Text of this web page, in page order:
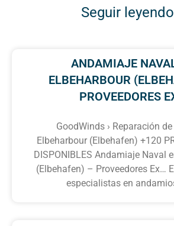
Seguir
ANDAMIAJE
ELBEHARBOUR
PROVEEDORES
GoodWinds › Reparación de
Elbeharbour (Elbehafen) +120
DISPONIBLES Andamiaje Naval
(Elbehafen) – Proveedores Ex…
especialistas en